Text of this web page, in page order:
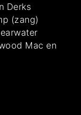
Derks
(zang)
Mac en